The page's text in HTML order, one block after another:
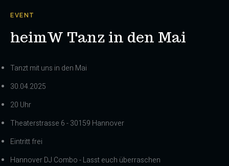
EVENT
heimW Tanz in den Mai
Tanzt mit uns in den Mai
30.04.2025
20 Uhr
Theaterstrasse 6 - 30159 Hannover
Eintritt frei
Hannover DJ Combo - Lasst euch überraschen